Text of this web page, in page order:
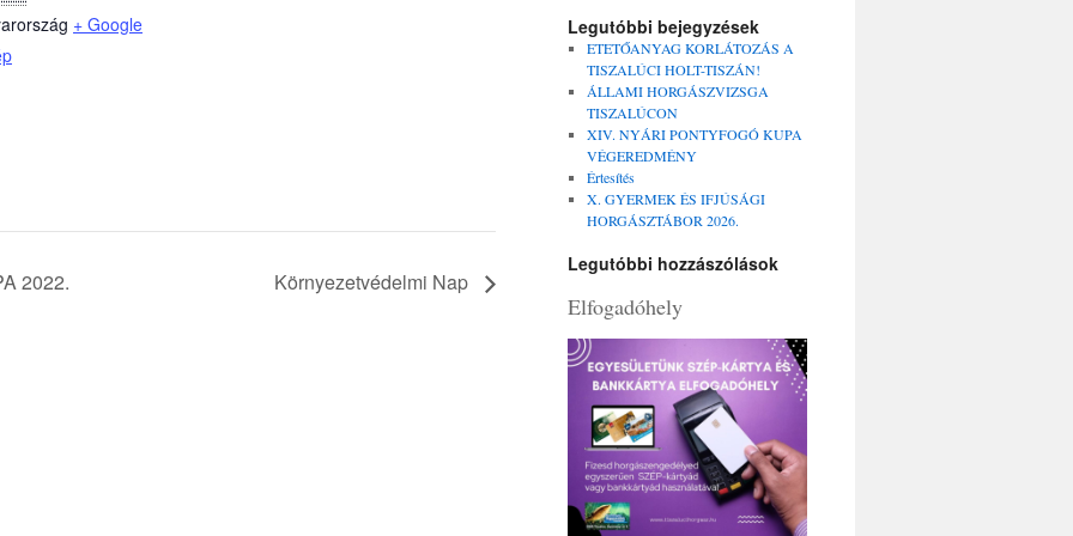
+ Google
2022. Környezetvédelmi Nap
Legutóbbi bejegyzések
ETETŐANYAG KORLÁTOZÁS A
TISZALÚCI HOLT-TISZÁN!
ÁLLAMI HORGÁSZVIZSGA
TISZALÚCON
XIV. NYÁRI PONTYFOGÓ KUPA
VÉGEREDMÉNY
Értesítés
X. GYERMEK ÉS IFJÚSÁGI
HORGÁSZTÁBOR 2026.
Legutóbbi hozzászólások
Elfogadóhely